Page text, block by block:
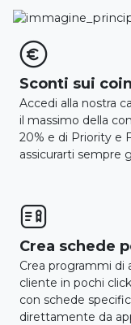

Sconti sui coin
Accedi alla nostra
il massimo della
20% e di Priority e
assicurarti sempre

Crea schede
Crea programmi di
cliente in pochi
con schede
direttamente da